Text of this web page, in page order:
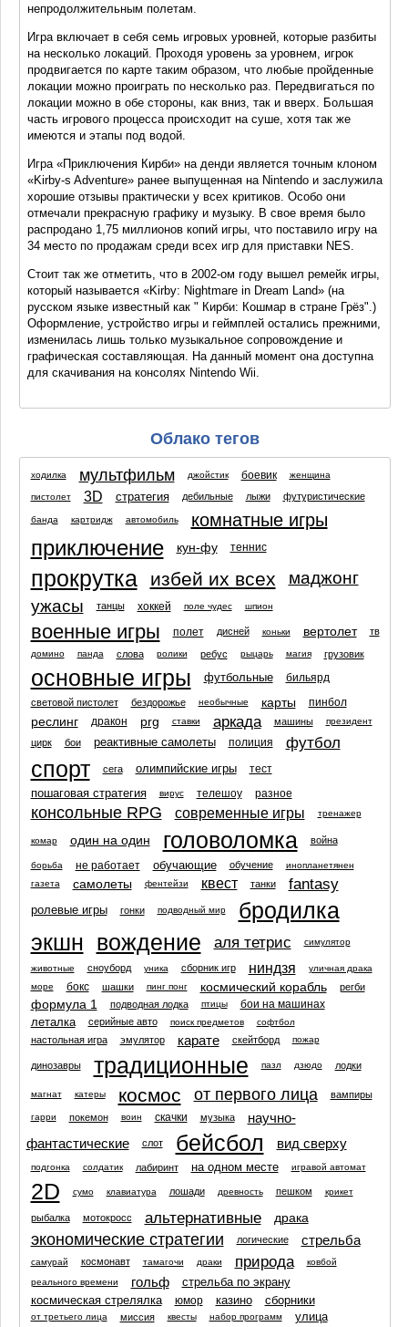
непродолжительным полетам.
Игра включает в себя семь игровых уровней, которые разбиты
на несколько локаций. Проходя уровень за уровнем, игрок
продвигается по карте таким образом, что любые пройденные
локации можно проиграть по несколько раз. Передвигаться по
локации можно в обе стороны, как вниз, так и вверх. Большая
часть игрового процесса происходит на суше, хотя так же
имеются и этапы под водой.
Игра «Приключения Кирби» на денди является точным клоном
«Kirby-s Adventure» ранее выпущенная на Nintendo и заслужила
хорошие отзывы практически у всех критиков. Особо они
отмечали прекрасную графику и музыку. В свое время было
распродано 1,75 миллионов копий игры, что поставило игру на
34 место по продажам среди всех игр для приставки NES.
Стоит так же отметить, что в 2002-ом году вышел ремейк игры,
который называется «Kirby: Nightmare in Dream Land» (на
русском языке известный как " Кирби: Кошмар в стране Грёз".)
Оформление, устройство игры и геймплей остались прежними,
изменилась лишь только музыкальное сопровождение и
графическая составляющая. На данный момент она доступна
для скачивания на консолях Nintendo Wii.
Облако тегов
ходилка мультфильм джойстик боевик женщина
пистолет 3D стратегия дебильные лыжи футуристические
банда картридж автомобиль комнатные игры
приключение кун-фу теннис
прокрутка избей их всех
маджонг
ужасы
танцы хоккей поле чудес шпион
военные игры полет дисней коньки вертолет тв
домино панда слова ролики ребус рыцарь магия грузовик
основные игры футбольные бильярд
световой пистолет бездорожье необычные карты пинбол
реслинг дракон prg ставки аркада машины президент
цирк бои реактивные самолеты полиция футбол
спорт сега олимпийские игры тест
пошаговая стратегия вирус телешоу разное
консольные RPG современные игры тренажер
комар один на один головоломка война
борьба не работает обучающие обучение
инопланетянен
газета
самолеты фентейзи квест танки fantasy
ролевые игры гонки подводный мир
бродилка
экшн
вождение аля тетрис симулятор
животные сноуборд уника сборник игр ниндзя
уличная драка
море
бокс шашки пинг понг космический корабль регби
формула 1 подводная лодка птицы бои на машинах
леталка серийные авто поиск предметов софтбол
настольная игра эмулятор карате скейтборд пожар
динозавры традиционные пазл дзюдо лодки
магнат катеры космос от первого лица вампиры
гарри покемон воин скачки музыка
научно-
фантастические
слот бейсбол вид сверху
подгонка солдатик лабиринт на одном месте игравой автомат
2D сумо клавиатура лошади древность пешком крикет
рыбалка мотокросс альтернативные драка
экономические стратегии логические стрельба
самурай космонавт тамагочи драки природа
ковбой
реального времени
гольф
стрельба по экрану
космическая стрелялка
юмор казино сборники
от третьего лица миссия квесты набор программ улица